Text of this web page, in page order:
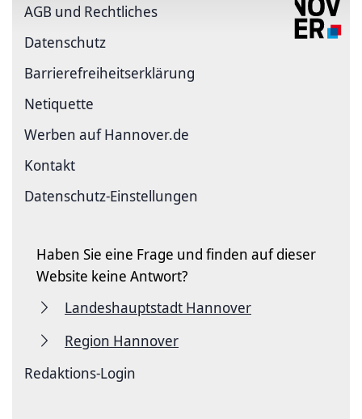
AGB und Rechtliches
Datenschutz
Barriere­freiheits­erklärung
Netiquette
Werben auf Hannover.de
Kontakt
Datenschutz-Einstellungen
Haben Sie eine Frage und finden auf dieser
Website keine Antwort?
Landeshauptstadt Hannover
Region Hannover
Redaktions-Login